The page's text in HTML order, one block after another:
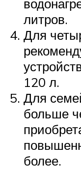
литров.
Для
120 л.
Для
больше
более.